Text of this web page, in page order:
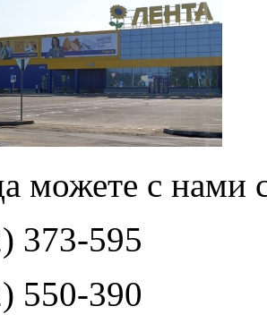
можете с нами
373-595
550-390